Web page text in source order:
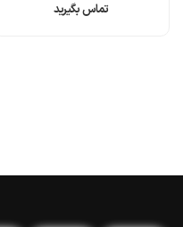
تماس بگیرید